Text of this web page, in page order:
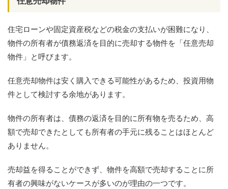
住宅ローンや固定資産税などの税金の支払いが困難になり、
物件の所有者が債務返済を目的に売却する物件を「任意売却
物件」と呼びます。
任意売却物件は安く購入できる可能性があるため、投資用物
件として検討する余地があります。
物件の所有者は、債務の返済を目的に所有物を売るため、高
額で売却できたとしても所有者の手元に残ることはほとんど
ありません。
売却益を得ることができず、物件を高額で売却することに所
有者の興味がないケースが多いのが理由の一つです。